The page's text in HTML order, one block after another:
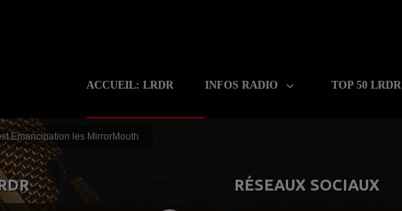
ACCUEIL: LRDR INFOS RADIO TOP 50 LRDR
Emancipation les MirrorMouth
RÉSEAUX SOCIAUX